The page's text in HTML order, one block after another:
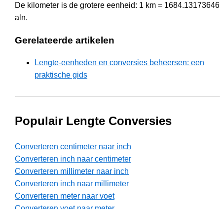
De kilometer is de grotere eenheid: 1 km = 1684.13173646
aln.
Gerelateerde artikelen
Lengte-eenheden en conversies beheersen: een
praktische gids
Populair Lengte Conversies
Converteren centimeter naar inch
Converteren inch naar centimeter
Converteren millimeter naar inch
Converteren inch naar millimeter
Converteren meter naar voet